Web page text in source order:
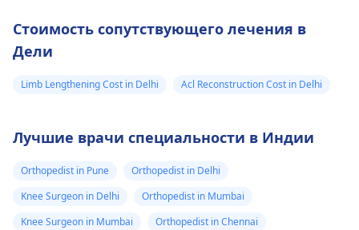
Стоимость сопутствующего лечения в
Дели
Limb Lengthening Cost in Delhi Acl Reconstruction Cost in Delhi
Лучшие врачи специальности в Индии
Orthopedist in Pune
Orthopedist in Delhi
Knee Surgeon in Delhi
Orthopedist in Mumbai
Knee Surgeon in Mumbai
Orthopedist in Chennai